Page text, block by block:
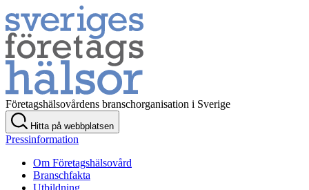
Företagshälsovårdens branschorganisation i Sverige
Hitta på webbplatsen
Pressinformation
Om Företagshälsovård
Branschfakta
Utbildning